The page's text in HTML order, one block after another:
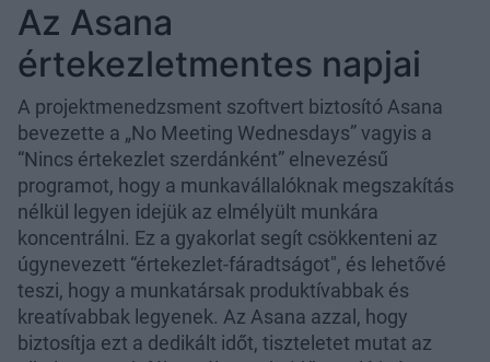
Az Asana
értekezletmentes napjai
A projektmenedzsment szoftvert biztosító Asana
bevezette a „No Meeting Wednesdays” vagyis a
“Nincs értekezlet szerdánként” elnevezésű
programot, hogy a munkavállalóknak megszakítás
nélkül legyen idejük az elmélyült munkára
koncentrálni. Ez a gyakorlat segít csökkenteni az
úgynevezett “értekezlet-fáradtságot", és lehetővé
teszi, hogy a munkatársak produktívabbak és
kreatívabbak legyenek. Az Asana azzal, hogy
biztosítja ezt a dedikált időt, tiszteletet mutat az